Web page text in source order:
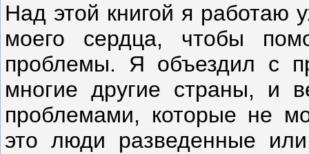
Над этой книгой я работаю
моего сердца, чтобы
проблемы. Я объездил с
многие другие страны, и
проблемами, которые не
это люди разведенные